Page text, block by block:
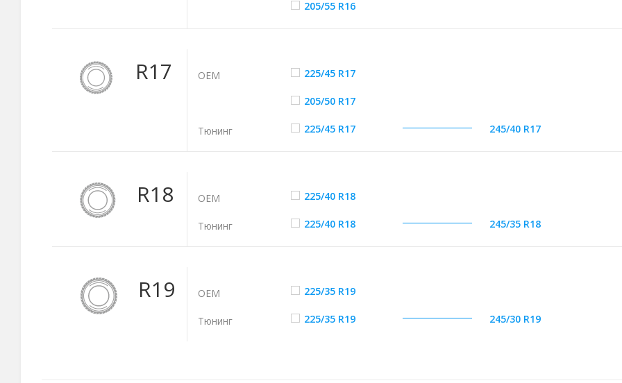
205/55 R16
R17 ОЕМ 225/45 R17
205/50 R17
Тюнинг 225/45 R17 245/40 R17
R18 ОЕМ 225/40 R18
Тюнинг 225/40 R18 245/35 R18
R19 ОЕМ 225/35 R19
Тюнинг 225/35 R19 245/30 R19